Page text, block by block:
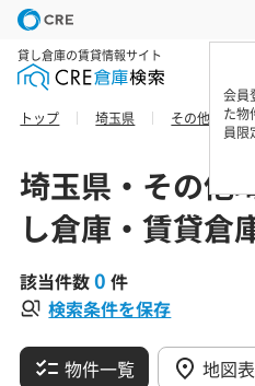
会員
た物
員限
貸し倉庫の賃貸情報サイト
トップ 埼玉県 その他埼玉エ
埼玉県・その他
し倉庫・賃貸倉
該当件数0 件
検索条件を保存
物件一覧 地図